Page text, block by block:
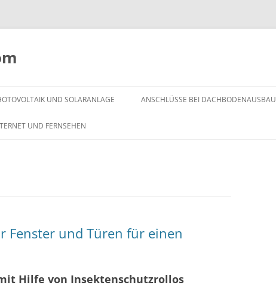
UND SOLARANLAGE ANSCHLÜSSE BEI DACHBODENAUSBAU
UND FERNSEHEN
Fenster und Türen für einen
Hilfe von Insektenschutzrollos